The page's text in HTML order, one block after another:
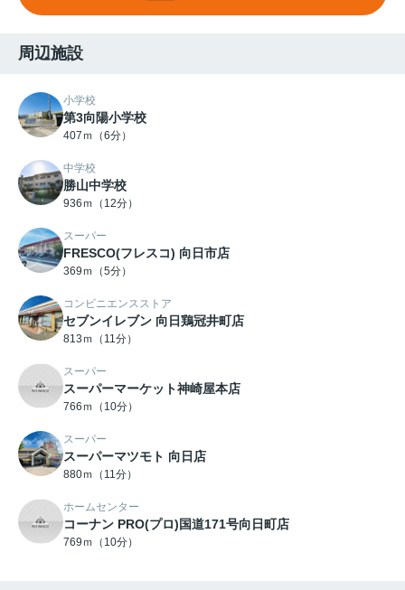
周辺施設
小学校
第3向陽小学校
407ｍ（6分）
中学校
勝山中学校
936ｍ（12分）
スーパー
FRESCO(フレスコ) 向日市店
369ｍ（5分）
コンビニエンスストア
セブンイレブン 向日鶏冠井町店
813ｍ（11分）
スーパー
スーパーマーケット神崎屋本店
766ｍ（10分）
スーパー
スーパーマツモト 向日店
880ｍ（11分）
ホームセンター
コーナン PRO(プロ)国道171号向日町店
769ｍ（10分）